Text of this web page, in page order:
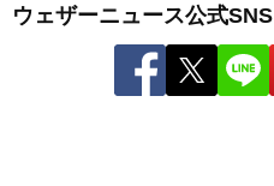
ウェザーニュース公式SNS